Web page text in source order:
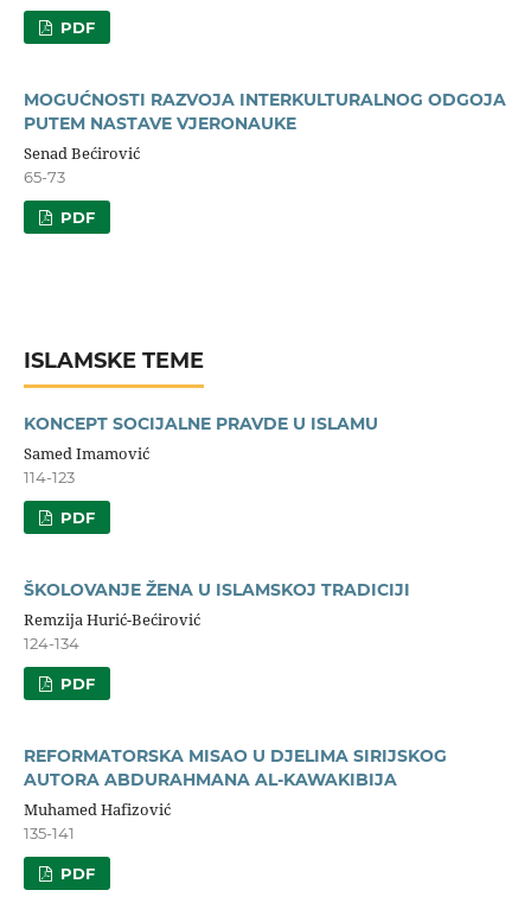
PDF
MOGUĆNOSTI RAZVOJA INTERKULTURALNOG ODGOJA
PUTEM NASTAVE VJERONAUKE
Senad Bećirović
65-73
PDF
ISLAMSKE TEME
KONCEPT SOCIJALNE PRAVDE U ISLAMU
Samed Imamović
114-123
PDF
ŠKOLOVANJE ŽENA U ISLAMSKOJ TRADICIJI
Remzija Hurić-Bećirović
124-134
PDF
REFORMATORSKA MISAO U DJELIMA SIRIJSKOG
AUTORA ABDURAHMANA AL-KAWAKIBIJA
Muhamed Hafizović
135-141
PDF